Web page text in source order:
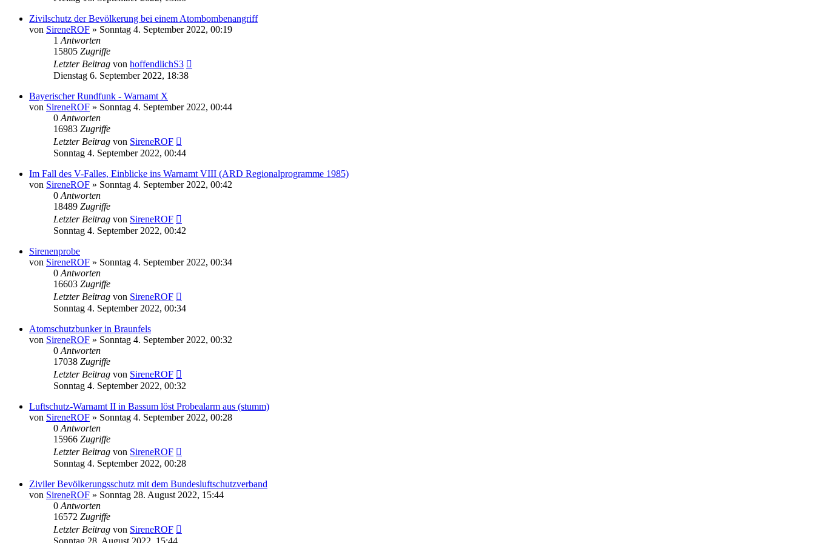
Zivilschutz der Bevölkerung bei einem Atombombenangriff
von SireneROF » Sonntag 4. September 2022, 00:19
1 Antworten
15805 Zugriffe
Letzter Beitrag von hoffendlichS3
Dienstag 6. September 2022, 18:38
Bayerischer Rundfunk - Warnamt X
von SireneROF » Sonntag 4. September 2022, 00:44
0 Antworten
16983 Zugriffe
Letzter Beitrag von SireneROF
Sonntag 4. September 2022, 00:44
Im Fall des V-Falles, Einblicke ins Warnamt VIII (ARD Regionalprogramme 1985)
von SireneROF » Sonntag 4. September 2022, 00:42
0 Antworten
18489 Zugriffe
Letzter Beitrag von SireneROF
Sonntag 4. September 2022, 00:42
Sirenenprobe
von SireneROF » Sonntag 4. September 2022, 00:34
0 Antworten
16603 Zugriffe
Letzter Beitrag von SireneROF
Sonntag 4. September 2022, 00:34
Atomschutzbunker in Braunfels
von SireneROF » Sonntag 4. September 2022, 00:32
0 Antworten
17038 Zugriffe
Letzter Beitrag von SireneROF
Sonntag 4. September 2022, 00:32
Luftschutz-Warnamt II in Bassum löst Probealarm aus (stumm)
von SireneROF » Sonntag 4. September 2022, 00:28
0 Antworten
15966 Zugriffe
Letzter Beitrag von SireneROF
Sonntag 4. September 2022, 00:28
Ziviler Bevölkerungsschutz mit dem Bundesluftschutzverband
von SireneROF » Sonntag 28. August 2022, 15:44
0 Antworten
16572 Zugriffe
Letzter Beitrag von SireneROF
Sonntag 28. August 2022, 15:44